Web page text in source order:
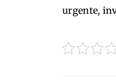
urgente,